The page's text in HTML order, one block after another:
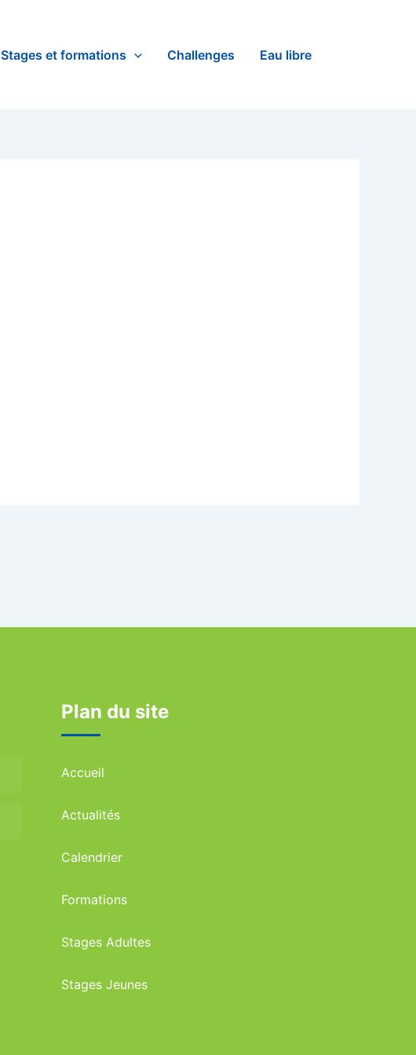
Stages et formations Challenges Eau libre
Plan du site
Accueil
Actualités
Calendrier
Formations
Stages Adultes
Stages Jeunes